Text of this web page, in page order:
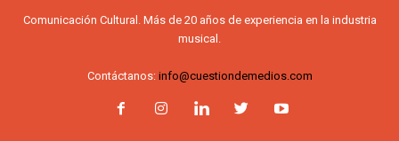
Comunicación Cultural. Más de 20 años de experiencia en la industria
musical.
Contáctanos: info@cuestiondemedios.com